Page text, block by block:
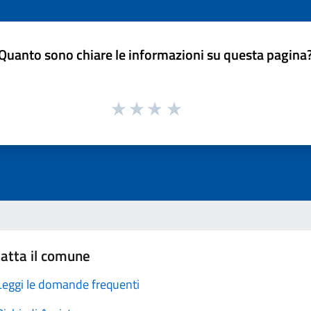
sono chiare le informazioni su questa
il comune
le domande frequenti